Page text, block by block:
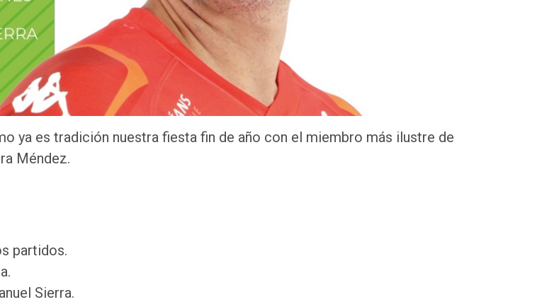
ya es tradición nuestra fiesta fin de año con el miembro más ilustre de
Méndez.
partidos.
Sierra.